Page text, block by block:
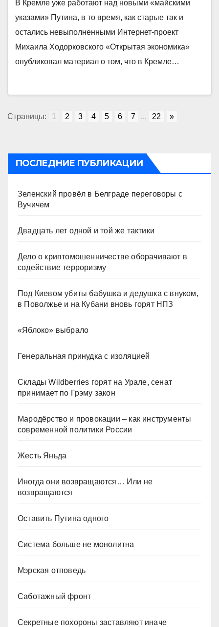
В Кремле уже работают над новыми «майскими
указами» Путина, в то время, как старые так и
остались невыполненными Интернет-проект
Михаила Ходорковского «Открытая экономика»
опубликовал материал о том, что в Кремле…
Страницы: 1 2 3 4 5 6 7 ... 22 »
ПОСЛЕДНИЕ ПУБЛИКАЦИИ
Зеленский провёл в Белграде переговоры с
Вучичем
Двадцать лет одной и той же тактики
Дело о криптомошенничестве оборачивают в
содействие терроризму
Под Киевом убиты бабушка и дедушка с внуком,
в Поволжье и на Кубани вновь горят НПЗ
«Яблоко» выбрало
Генеральная принудка с изоляцией
Склады Wildberries горят на Урале, сенат
принимает по Грэму закон
Мародёрство и провокации – как инструменты
современной политики России
Жесть Яньда
Иногда они возвращаются… Или не
возвращаются
Оставить Путина одного
Система больше не монолитна
Мэрская отповедь
Саботажный фронт
Секретные похороны заставляют иначе